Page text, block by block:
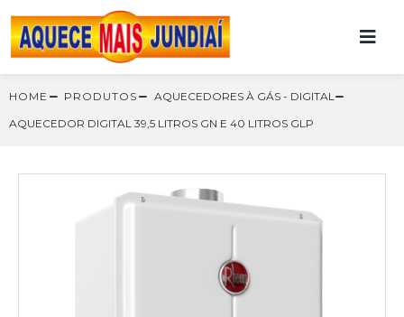
HOME PRODUTOS AQUECEDORES À GÁS- DIGITAL
AQUECEDOR DIGITAL 39,5 LITROS GN E 40 LITROS GLP